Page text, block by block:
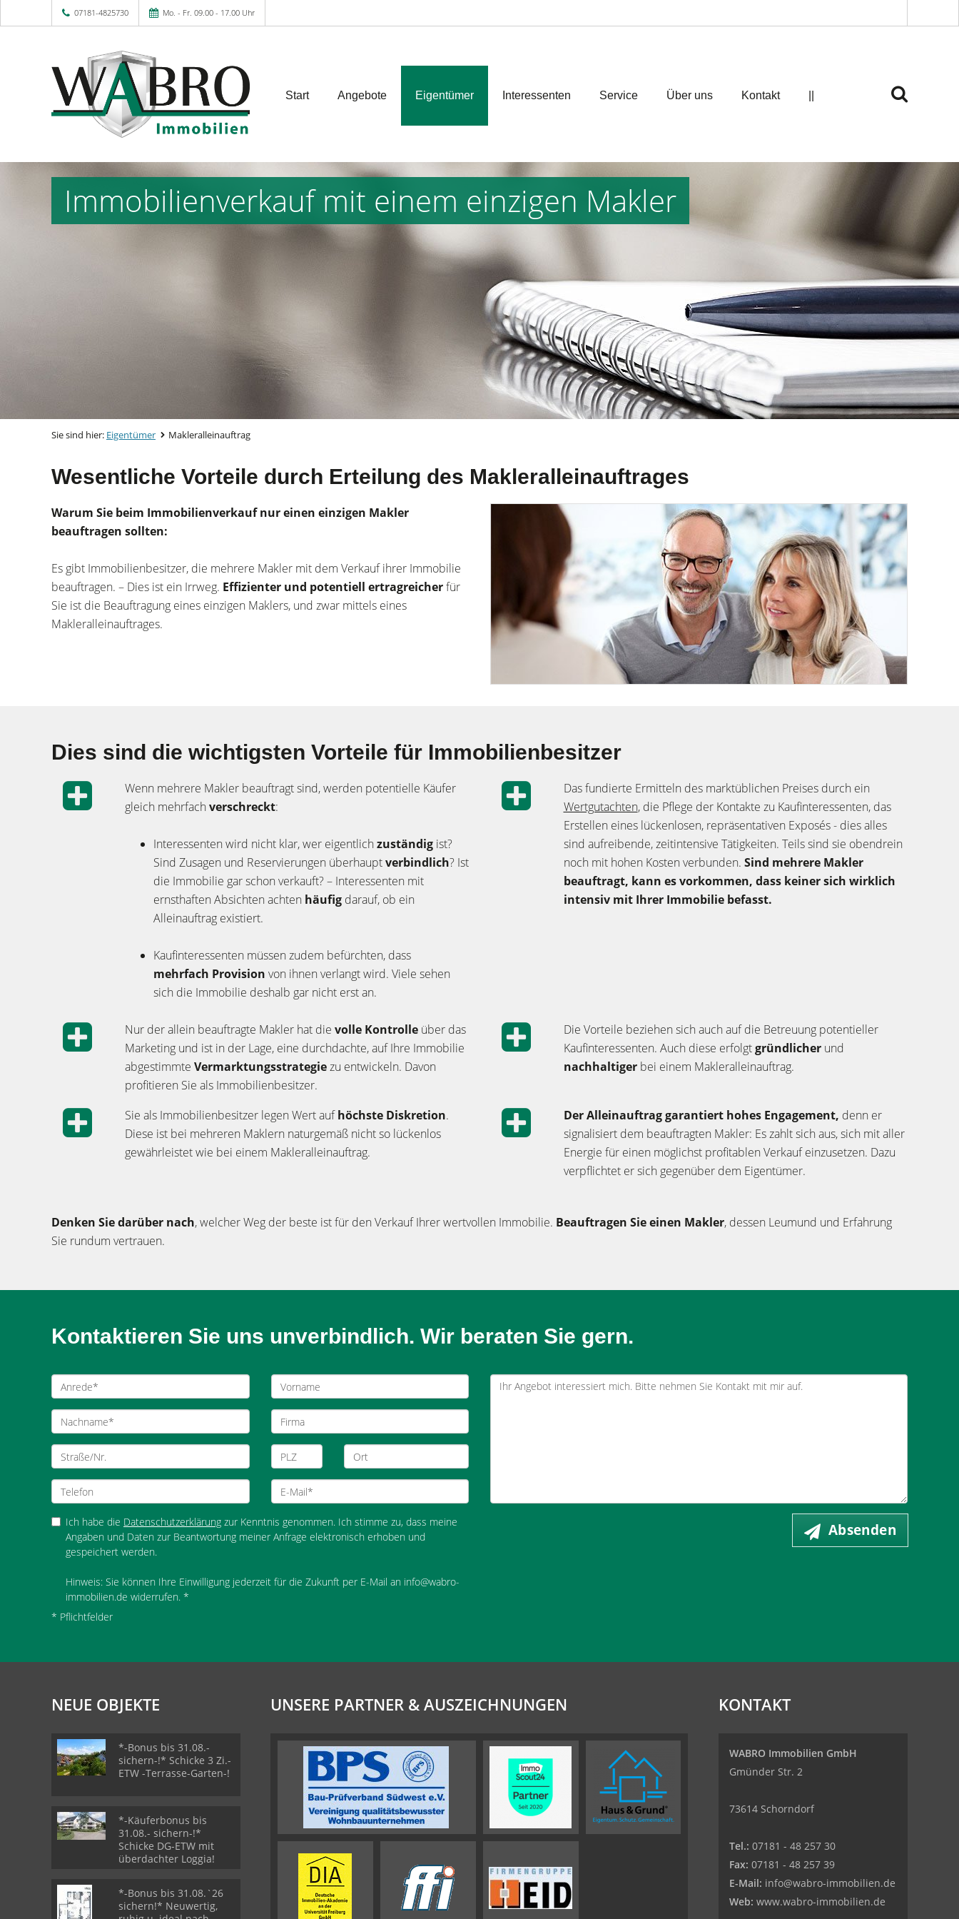
07181-4825730 Mo. - Fr. 09.00 - 17.00 Uhr
Start Angebote Eigentümer Interessenten Service Über uns Kontakt
Immobilienverkauf mit einem einzigen Makler
Sie sind hier: Eigentümer Makleralleinauftrag
Wesentliche Vorteile durch Erteilung des Makleralleinauftrages
Warum Sie beim Immobilienverkauf nur einen einzigen Makler
beauftragen sollten:
Es gibt Immobilienbesitzer, die mehrere Makler mit dem Verkauf ihrer Immobilie
beauftragen. – Dies ist ein Irrweg. Effizienter und potentiell ertragreicherfür
Sie ist die Beauftragung eines einzigen Maklers, und zwar mittels eines
Makleralleinauftrages.
Dies sind die wichtigsten Vorteile für Immobilienbesitzer
Wenn mehrere Makler beauftragt sind, werden potentielle Käufer
gleich mehrfachverschreckt:
Interessenten wird nicht klar, wer eigentlichzuständig ist?
Sind Zusagen und Reservierungen überhauptverbindlich? Ist
die Immobilie gar schon verkauft? – Interessenten mit
ernsthaften Absichten achten häufig darauf, ob ein
Alleinauftrag existiert.
Kaufinteressenten müssen zudem befürchten, dass
mehrfach Provision von ihnen verlangt wird. Viele sehen
sich die Immobilie deshalb gar nicht erst an.
Das fundierte Ermitteln des marktüblichen Preises durch ein
Wertgutachten, die Pflege der Kontakte zu Kaufinteressenten, das
Erstellen eines lückenlosen, repräsentativen Exposés - dies alles
sind aufreibende, zeitintensive Tätigkeiten. Teils sind sie obendrein
noch mit hohen Kosten verbunden. Sind mehrere Makler
beauftragt, kann es vorkommen, dass keiner sich wirklich
intensiv mit Ihrer Immobilie befasst.
Nur der allein beauftragte Makler hat die volle Kontrolleüber das
Marketing und ist in der Lage, eine durchdachte, auf Ihre Immobilie
abgestimmte Vermarktungsstrategiezu entwickeln. Davon
profitieren Sie als Immobilienbesitzer.
Die Vorteile beziehen sich auch auf die Betreuung potentieller
Kaufinteressenten. Auch diese erfolgtgründlicher und
nachhaltiger bei einem Makleralleinauftrag.
Sie als Immobilienbesitzer legen Wert aufhöchste Diskretion.
Diese ist bei mehreren Maklern naturgemäß nicht so lückenlos
gewährleistet wie bei einem Makleralleinauftrag.
Der Alleinauftrag garantiert hohes Engagement, denn er
signalisiert dem beauftragten Makler: Es zahlt sich aus, sich mit aller
Energie für einen möglichst profitablen Verkauf einzusetzen. Dazu
verpflichtet er sich gegenüber dem Eigentümer.
Denken Sie darüber nach, welcher Weg der beste ist für den Verkauf Ihrer wertvollen Immobilie. Beauftragen Sie einen Makler, dessen Leumund und Erfahrung
Sie rundum vertrauen.
Kontaktieren Sie uns unverbindlich. Wir beraten Sie gern.
Ich habe die Datenschutzerklärung zur Kenntnis genommen. Ich stimme zu, dass meine
Angaben und Daten zur Beantwortung meiner Anfrage elektronisch erhoben und
gespeichert werden.
Hinweis: Sie können Ihre Einwilligung jederzeit für die Zukunft per E-Mail an info@wabro-
immobilien.de widerrufen. *
* Pflichtfelder
Absenden
NEUE OBJEKTE
*-Bonus bis 31.08.-
sichern-!* Schicke 3 Zi.-
ETW -Terrasse-Garten-!
*-Käuferbonus bis
31.08.- sichern-!*
Schicke DG-ETW mit
überdachter Loggia!
*-Bonus bis 31.08.`26
sichern!* Neuwertig,
UNSERE PARTNER & AUSZEICHNUNGEN KONTAKT
WABRO Immobilien GmbH
Gmünder Str. 2
73614 Schorndorf
Tel.: 07181 - 48 257 30
Fax: 07181 - 48 257 39
E-Mail: info@wabro-immobilien.de
Web: www.wabro-immobilien.de